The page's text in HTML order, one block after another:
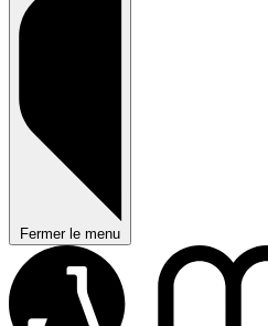
Fermer le menu